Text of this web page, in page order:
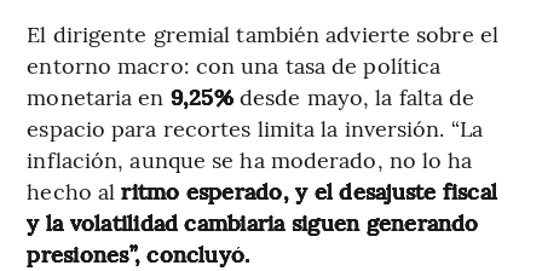
El dirigente gremial también advierte sobre el
entorno macro: con una tasa de política
monetaria en 9,25%desde mayo, la falta de
espacio para recortes limita la inversión. “La
inflación, aunque se ha moderado, no lo ha
hecho alritmo esperado, y el desajuste fiscal
y la volatilidad cambiaria siguen generando
presiones”, concluyó.